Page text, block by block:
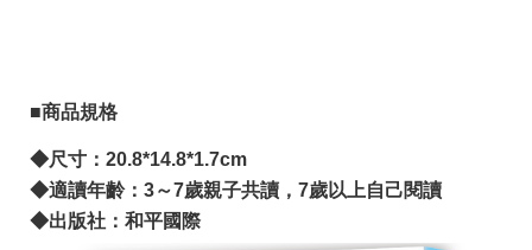
■商品規格
◆尺寸：20.8*14.8*1.7cm
◆適讀年齡：3～7歲親子共讀，7歲以上自己閱讀
◆出版社：和平國際